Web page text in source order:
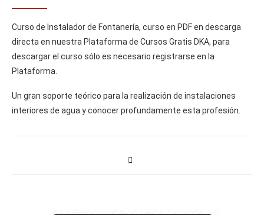
Curso de Instalador de Fontanería, curso en PDF en descarga
directa en nuestra Plataforma de Cursos Gratis DKA, para
descargar el curso sólo es necesario registrarse en la
Plataforma.
Un gran soporte teórico para la realización de instalaciones
interiores de agua y conocer profundamente esta profesión.